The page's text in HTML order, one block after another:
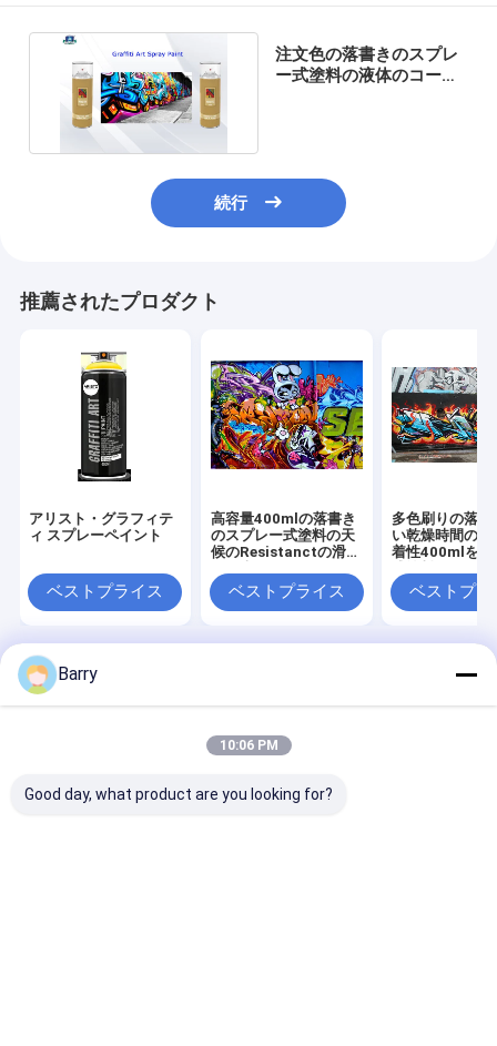
注文色の落書きのスプレ
ー式塗料の液体のコーテ
続行
推薦されたプロダクト
アリスト・グラフィテ
ィ スプレーペイント
ベストプライス
高容量400mlの落書き
のスプレー式塗料の天
候のResistanctの滑ら
ベストプライス
多色刷りの落書
い乾燥時間の中
着性400mlをス
ベストプラ
生地のスプレー式塗料中国工場.Copyright © 2026 Aristo
Industries Corporation Limited. All Rights Reserved.
Barry
10:06 PM
Good day, what product are you looking for?